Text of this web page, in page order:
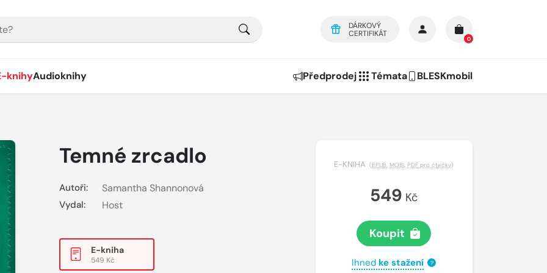
DÁRKOVÝ
CERTIFIKÁT
0
knihyAudioknihy Předprodej Témata BLESKmobil
Temné zrcadlo
Autoři: Samantha Shannonová
Vydal: Host
E-kniha
549 Kč
E-KNIHA (EPUB, MOBI, PDF pro čtečky)
549 Kč
Koupit
Ihned ke stažení ?